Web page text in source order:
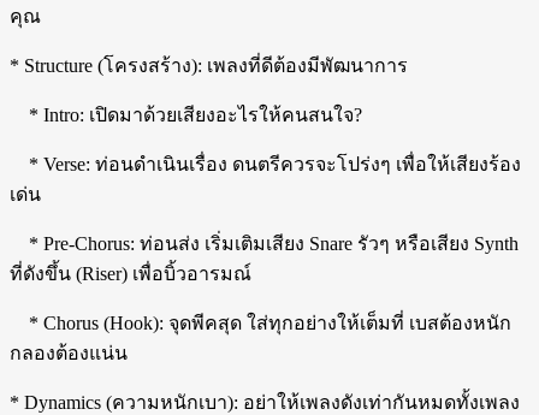
คุณ
* Structure (โครงสร้าง): เพลงที่ดีต้องมีพัฒนาการ
* Intro: เปิดมาด้วยเสียงอะไรให้คนสนใจ?
* Verse: ท่อนดำเนินเรื่อง ดนตรีควรจะโปร่งๆ เพื่อให้เสียงร้อง
เด่น
* Pre-Chorus: ท่อนส่ง เริ่มเติมเสียง Snare รัวๆ หรือเสียง Synth
ที่ดังขึ้น (Riser) เพื่อบิ้วอารมณ์
* Chorus (Hook): จุดพีคสุด ใส่ทุกอย่างให้เต็มที่ เบสต้องหนัก
กลองต้องแน่น
* Dynamics (ความหนักเบา): อย่าให้เพลงดังเท่ากันหมดทั้งเพลง